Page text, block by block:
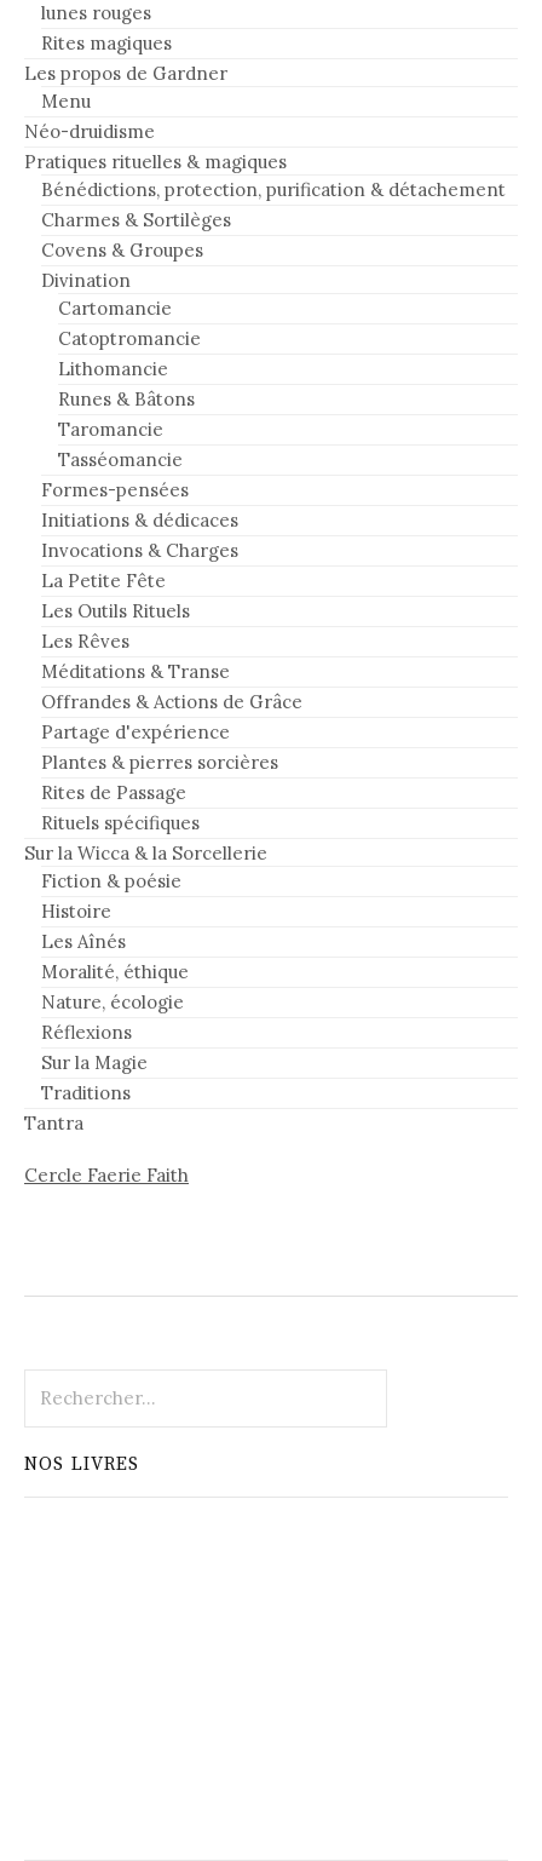
lunes rouges
Rites magiques
Les propos de Gardner
Menu
Néo-druidisme
Pratiques rituelles & magiques
Bénédictions, protection, purification & détachement
Charmes & Sortilèges
Covens & Groupes
Divination
Cartomancie
Catoptromancie
Lithomancie
Runes & Bâtons
Taromancie
Tasséomancie
Formes-pensées
Initiations & dédicaces
Invocations & Charges
La Petite Fête
Les Outils Rituels
Les Rêves
Méditations & Transe
Offrandes & Actions de Grâce
Partage d'expérience
Plantes & pierres sorcières
Rites de Passage
Rituels spécifiques
Sur la Wicca & la Sorcellerie
Fiction & poésie
Histoire
Les Aînés
Moralité, éthique
Nature, écologie
Réflexions
Sur la Magie
Traditions
Tantra
Cercle Faerie Faith
NOS LIVRES